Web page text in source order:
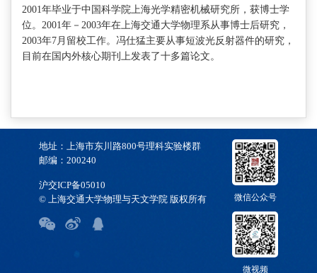
2001年毕业于中国科学院上海光学精密机械研究所，获博士学
位。2001年－2003年在上海交通大学物理系从事博士后研究，
2003年7月留校工作。冯仕猛主要从事短波光反射器件的研究，
目前在国内外核心期刊上发表了十多篇论文。
地址：上海市东川路800号理科实验楼群
邮编：200240
沪交ICP备05010
© 上海交通大学物理与天文学院 版权所有
微信公众号
微视频